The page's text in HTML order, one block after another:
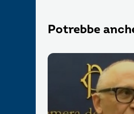
Potrebbe